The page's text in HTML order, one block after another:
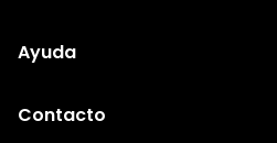
Ayuda
Contacto